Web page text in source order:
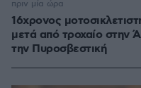
16χρονος
μετά από τροχαίο στην
την Πυροσβεστική
πριν μία ώρα